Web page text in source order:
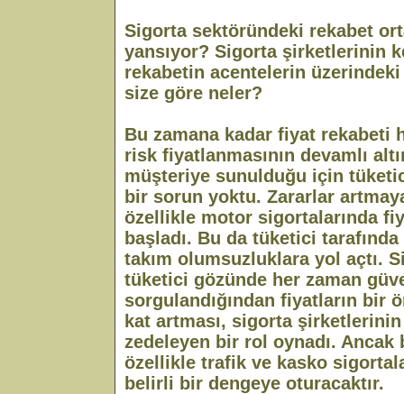
Sigorta sektöründeki rekabet
yansıyor? Sigorta şirketlerinin
rekabetin acentelerin üzerindeki
size göre neler?
Bu zamana kadar fiyat rekabeti
risk fiyatlanmasının devamlı
müşteriye sunulduğu için
bir sorun yoktu. Zararlar
özellikle motor sigortalarında
başladı. Bu da tüketici
takım olumsuzluklara yol açtı.
tüketici gözünde her zaman
sorgulandığından fiyatların bir
kat artması, sigorta
zedeleyen bir rol oynadı. Ancak
özellikle trafik ve kasko
belirli bir dengeye oturacaktır.